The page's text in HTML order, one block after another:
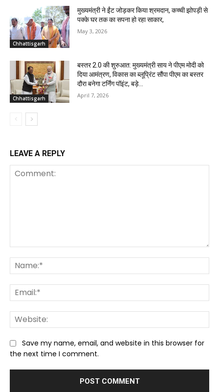
Chhattisgarh
मुख्यमंत्री ने ईंट जोड़कर किया श्रमदान, कच्ची झोपड़ी से
पक्के घर तक का सपना हो रहा साकार,
May 3, 2026
Chhattisgarh
बस्तर 2.0 की शुरुआत: मुख्यमंत्री साय ने पीएम मोदी को
दिया आमंत्रण, विकास का ब्लूप्रिंट सौंपा पीएम का बस्तर
दौरा बनेगा टर्निंग पॉइंट, बड़े...
April 7, 2026
LEAVE A REPLY
Save my name, email, and website in this browser for
the next time I comment.